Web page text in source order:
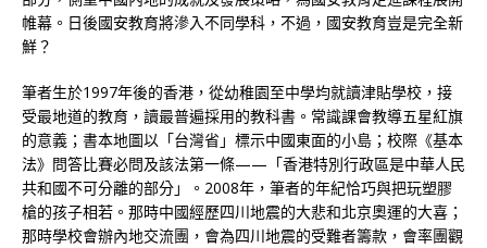
帷幕。日後國安教育將滲入不同學科，不過，國安教育豈是完全新
鮮？
筆者生於1997年後的香港，從幼稚園至中學均就讀津貼學校，接
受最地道的教育，讀最普遍採用的教科書。常識課會教導五星紅旗
的意義；書本地圖以「台灣省」標示中國東面的小島；校際《基本
法》問答比賽必問及該法第一條——「香港特別行政區是中華人民
共和國不可分離的部分」。2008年，筆者的年紀恰巧與把玩塑膠
槍的孩子相若。那時中國經歷四川地震的大悲和北京奧運的大喜；
那時學校會辦內地交流團，會為四川地震的受難者籌款，會率團觀